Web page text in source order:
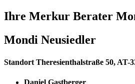
Ihre Merkur Berater
Mondi Neusiedler
Standort Theresienthalstraße 50, AT-
Daniel Gastberger